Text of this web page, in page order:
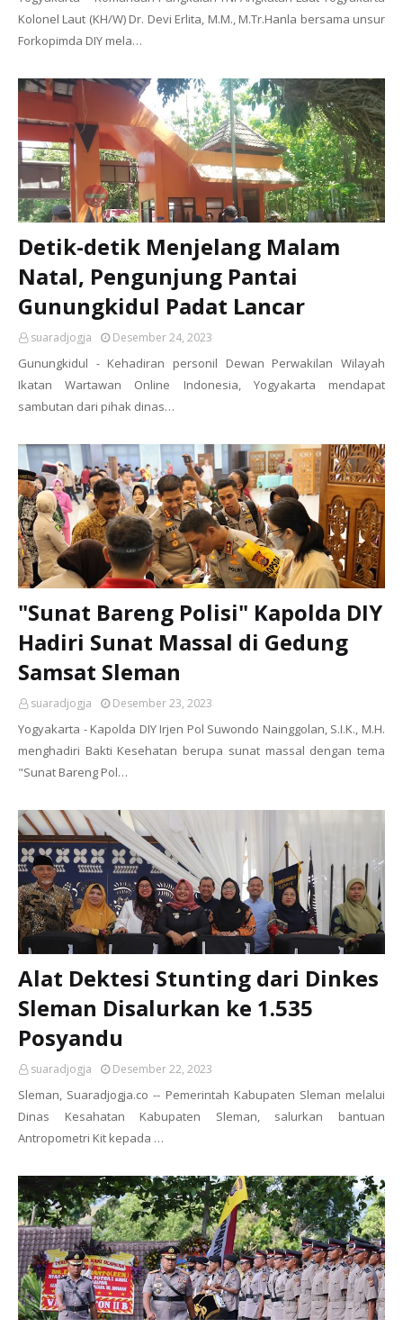
Kolonel Laut (KH/W) Dr. Devi Erlita, M.M., M.Tr.Hanla bersama unsur
Forkopimda DIY mela…
Detik-detik Menjelang Malam
Natal, Pengunjung Pantai
Gunungkidul Padat Lancar
suaradjogja Desember 24, 2023
Gunungkidul - Kehadiran personil Dewan Perwakilan Wilayah
Ikatan Wartawan Online Indonesia, Yogyakarta mendapat
sambutan dari pihak dinas…
"Sunat Bareng Polisi" Kapolda DIY
Hadiri Sunat Massal di Gedung
Samsat Sleman
suaradjogja Desember 23, 2023
Yogyakarta - Kapolda DIY Irjen Pol Suwondo Nainggolan, S.I.K., M.H.
menghadiri Bakti Kesehatan berupa sunat massal dengan tema
"Sunat Bareng Pol…
Alat Dektesi Stunting dari Dinkes
Sleman Disalurkan ke 1.535
Posyandu
suaradjogja Desember 22, 2023
Sleman, Suaradjogja.co -- Pemerintah Kabupaten Sleman melalui
Dinas Kesahatan Kabupaten Sleman, salurkan bantuan
Antropometri Kit kepada …